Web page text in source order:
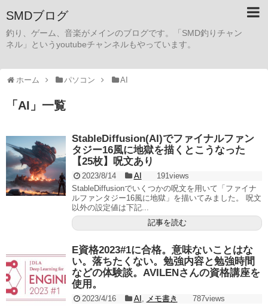
SMDブログ
釣り、ゲーム、音楽がメインのブログです。「SMD釣りチャン
ネル」というyoutubeチャンネルもやっています。
ホーム パソコン AI
「 AI 」 一覧
StableDiffusion(AI)でファイナルファン
タジー16風に地獄を描くとこうなった
【25枚】呪文あり
2023/8/14 AI
191views
StableDiffusionでいくつかの呪文を用いて「ファイナ
ルファンタジー16風に地獄」を描いてみました。 呪文
以外の設定値は下記...
記事を読む
E資格2023#1に合格。意味ないことはな
い。落ちたくない。勉強内容と勉強時間
などの体験談。AVILENさんの資格講座を
使用。
2023/4/16 AI , メモ書き
787views